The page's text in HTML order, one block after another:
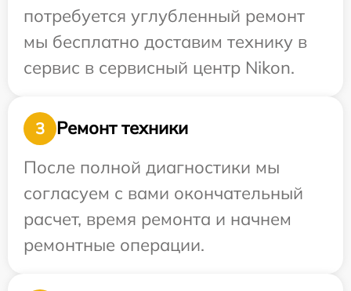
потребуется углубленный ремонт
мы бесплатно доставим технику в
сервис в сервисный центр Nikon.
3
Ремонт техники
После полной диагностики мы
согласуем с вами окончательный
расчет, время ремонта и начнем
ремонтные операции.